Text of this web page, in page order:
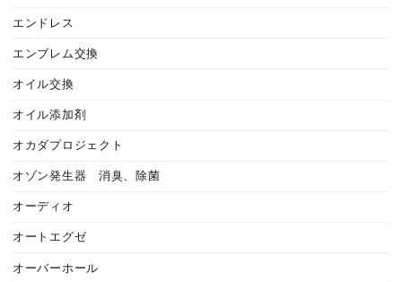
エンドレス
エンブレム交換
オイル交換
オイル添加剤
オカダプロジェクト
オゾン発生器 消臭、除菌
オーディオ
オートエグゼ
オーバーホール